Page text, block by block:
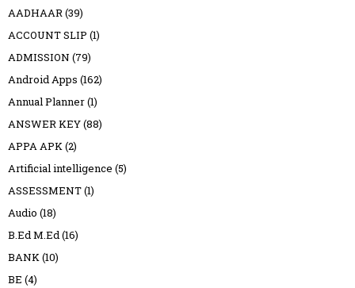
AADHAAR (39)
ACCOUNT SLIP (1)
ADMISSION (79)
Android Apps (162)
Annual Planner(1)
ANSWER KEY(88)
APPA APK (2)
Artificial intelligence (5)
ASSESSMENT(1)
Audio (18)
B.Ed M.Ed (16)
BANK (10)
BE (4)